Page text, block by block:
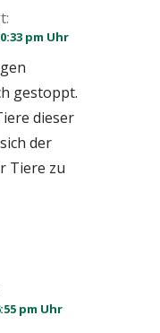
pm Uhr
gestoppt.
dieser
der
Tiere zu
pm Uhr